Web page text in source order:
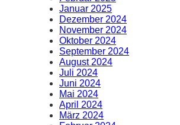
Januar 2025
Dezember 2024
November 2024
Oktober 2024
September 2024
August 2024
Juli 2024
Juni 2024
Mai 2024
April 2024
März 2024